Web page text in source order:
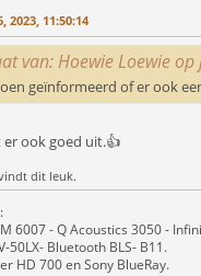
2023, 11:50:14
van: Hoewie Loewie
geïnformeerd of er ook
er ook goed uit.👍
dit leuk.
6007 - Q Acoustics 3050 -
50LX- Bluetooth BLS- B11.
HD 700 en Sony BlueRay.